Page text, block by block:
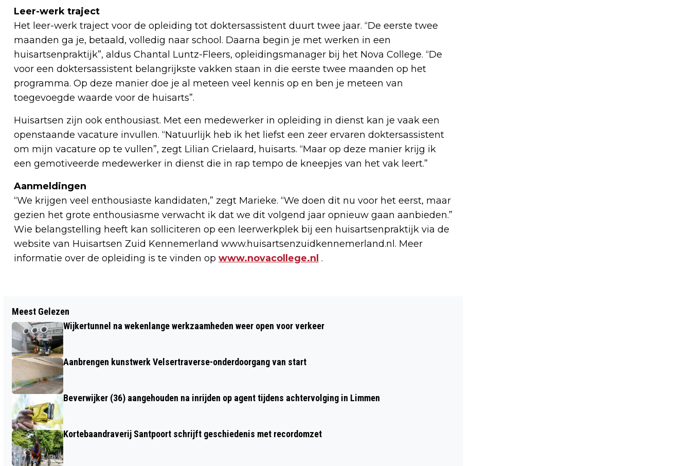
Leer-werk traject
Het leer-werk traject voor de opleiding tot doktersassistent duurt twee jaar. “De eerste twee
maanden ga je, betaald, volledig naar school. Daarna begin je met werken in een
huisartsenpraktijk”, aldus Chantal Luntz-Fleers, opleidingsmanager bij het Nova College. “De
voor een doktersassistent belangrijkste vakken staan in die eerste twee maanden op het
programma. Op deze manier doe je al meteen veel kennis op en ben je meteen van
toegevoegde waarde voor de huisarts”.
Huisartsen zijn ook enthousiast. Met een medewerker in opleiding in dienst kan je vaak een
openstaande vacature invullen. “Natuurlijk heb ik het liefst een zeer ervaren doktersassistent
om mijn vacature op te vullen”, zegt Lilian Crielaard, huisarts. “Maar op deze manier krijg ik
een gemotiveerde medewerker in dienst die in rap tempo de kneepjes van het vak leert.”
Aanmeldingen
“We krijgen veel enthousiaste kandidaten,” zegt Marieke. “We doen dit nu voor het eerst, maar
gezien het grote enthousiasme verwacht ik dat we dit volgend jaar opnieuw gaan aanbieden.”
Wie belangstelling heeft kan solliciteren op een leerwerkplek bij een huisartsenpraktijk via de
website van Huisartsen Zuid Kennemerland www.huisartsenzuidkennemerland.nl. Meer
informatie over de opleiding is te vinden op www.novacollege.nl .
NIEUW IN HOOFDDORP: NOVA COLLEGE
HOTELSCHOOL
JUBILEUMEDITIE TATA STEEL CHESS
Meest Gelezen
Wijkertunnel na wekenlange werkzaamheden weer open voor verkeer
Aanbrengen kunstwerk Velsertraverse-onderdoorgang van start
Beverwijker (36) aangehouden na inrijden op agent tijdens achtervolging in Limmen
Kortebaandraverij Santpoort schrijft geschiedenis met recordomzet